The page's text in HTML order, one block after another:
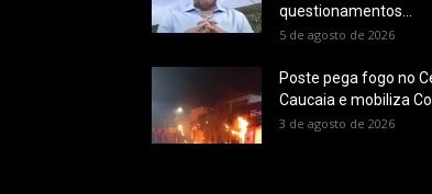
questionamentos...
5 de agosto de 2026
Poste pega fogo no
Caucaia e mobiliza
3 de agosto de 2026